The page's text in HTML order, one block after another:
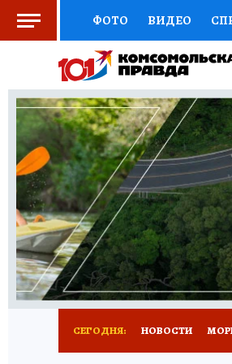
ФОТО ВИДЕО
СОЦПОДДЕРЖКА
ВЫБОР ЭКСПЕРТОВ
КНИЖНАЯ ПОЛКА
ПРЕСС-ЦЕНТР
ВСЕ О КП РАДИО КП
СЕГОДНЯ: НОВОСТИ